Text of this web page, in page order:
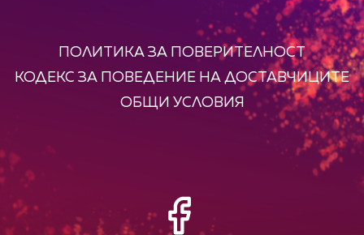
ПОЛИТИКА ЗА ПОВЕРИТЕЛНОСТ
КОДЕКС ЗА ПОВЕДЕНИЕ НА ДОСТАВЧИЦИТЕ
ОБЩИ УСЛОВИЯ